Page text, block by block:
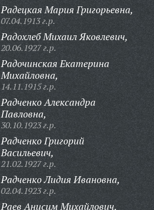
Радецкая Мария Григорьевна,
07.04.1913 г.р.
Радохлеб Михаил Яковлевич,
20.06.1927 г.р.
Радочинская Екатерина
Михайловна,
14.11.1915 г.р.
Радченко Александра
Павловна,
30.10.1923 г.р.
Радченко Григорий
Васильевич,
21.02.1927 г.р.
Радченко Лидия Ивановна,
02.04.1923 г.р.
Раев Анисим Михайлович,